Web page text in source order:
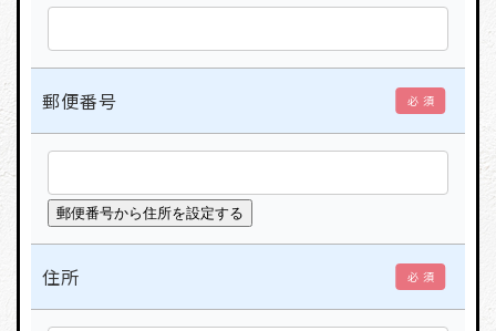
郵便番号 必 須
住所 必 須